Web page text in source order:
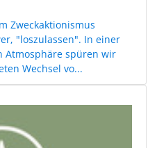
Zweckaktionismus
"loszulassen". In einer
Atmosphäre spüren wir
Wechsel vo...